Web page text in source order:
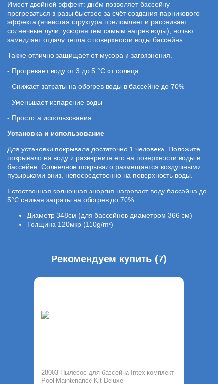
Имеет двойной эффект: днём позволяет бассейну
прогреваться в разы быстрее за счёт создания парникового
эффекта (ячеистая структура преломляет и рассеивает
солнечные лучи, ускоряя тем самым нагрев воды), ночью
замедляет отдачу тепла с поверхности воды бассейна.
Также отлично защищает от мусора и загрязнения.
- Прогревает воду от 3 до 5 °С от солнца
- Снижает затраты на обогрев воды в бассейне до 70%
- Уменьшает испарение воды
- Простота использования
Установка и использование
Для установки покрывала достаточно 1 человека. Положите
покрывало на воду и разверните его на поверхности воды в
бассейне. Солнечное покрывало размещается воздушными
пузырьками вниз, непосредственно на поверхность воды.
Естественная солнечная энергия нагревает воду бассейна до
5°C снижая затраты на обогрев до 70%.
Диаметр 348см (для бассейнов диаметром 366 см)
Толщина 120мкр (110g/m²)
Рекомендуем купить (7)
28003 Пылесос для бассейна Intex комплект
Pool Maintenance Kit Deluxe